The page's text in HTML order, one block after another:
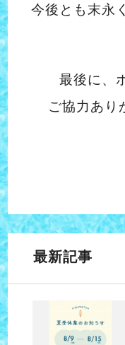
今後とも末永
最後に、
ご協力あり
最新記事